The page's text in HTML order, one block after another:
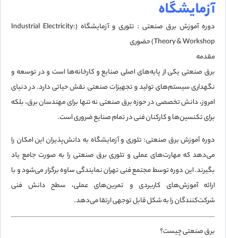
آزمایشگاه
دوره آموزش برق صنعتی : تئوری و آزمایشگاه (Industrial Electricity:
Theory & Workshop) حضوری
مقدمه
برق صنعتی یکی از پایه‌های اصلی صنایع و کارخانه‌ها است و در توسعه و
نگهداری سیستم‌های تولید و تجهیزات صنعتی نقش حیاتی دارد. در دنیای
امروز، دانش تخصصی در حوزه برق صنعتی نه تنها برای مهندسان برق، بلکه
برای تکنسین‌ها و کارکنان فنی در تمام صنایع ضروری است.
دوره آموزشبرق صنعتی: تئوری و آزمایشگاه به دانش‌پذیران این امکان را
می‌دهد که مهارت‌های عملی و تئوری برق صنعتی را به صورت جامع یاد
بگیرند. این دوره توسطمجتمع فنی تهران نمایندگی ساوهبرگزار می‌شود و با
ارائه آموزش‌های کاربردی و تمرین‌های عملی، سطح دانش فنی
شرکت‌کنندگان را به شکل قابل توجهی ارتقا می‌دهد.
برق صنعتی چیست؟